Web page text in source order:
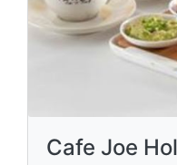
Cafe Joe